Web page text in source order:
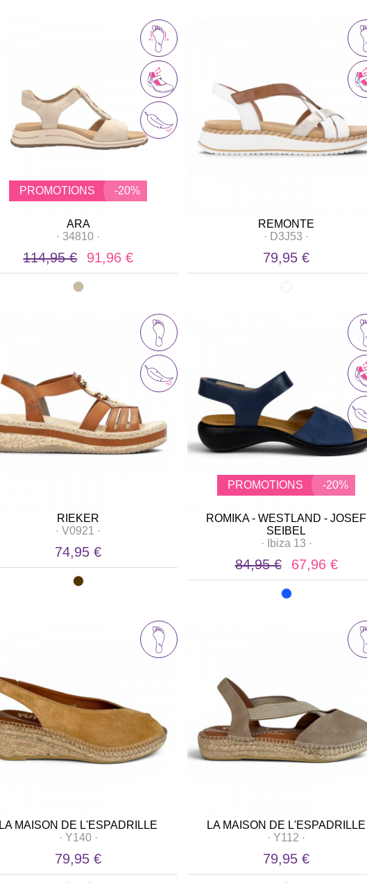
PROMOTIONS -20%
ARA
·34810 ·
114,95 € 91,96 €
REMONTE
· D3J53 ·
79,95 €
RIEKER
·V0921 ·
74,95 €
PROMOTIONS -20%
ROMIKA - WESTLAND - JOSEF
SEIBEL
·
Ibiza 13 ·
84,95 € 67,96 €
LA MAISON DE L'ESPADRILLE
· Y140·
79,95 €
LA MAISON DE L'ESPADRILLE
·Y112 ·
79,95 €